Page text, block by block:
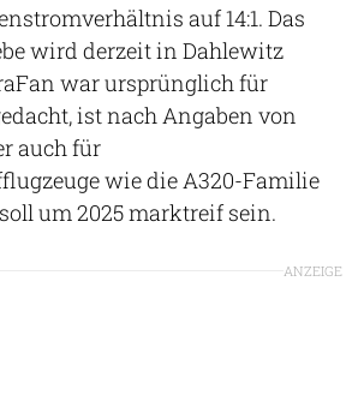
auf 14:1. Das
wird derzeit in Dahlewitz
war ursprünglich für
ist nach Angaben von
auch für
wie die A320-Familie
um 2025 marktreif sein.
ANZEIGE